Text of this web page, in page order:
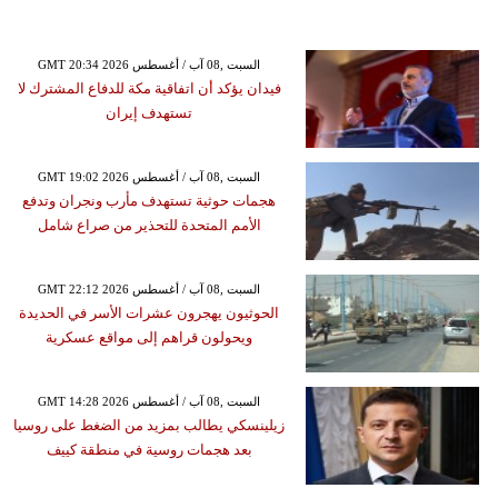
GMT 20:34 2026 السبت ,08 آب / أغسطس
فيدان يؤكد أن اتفاقية مكة للدفاع المشترك لا
تستهدف إيران
GMT 19:02 2026 السبت ,08 آب / أغسطس
هجمات حوثية تستهدف مأرب ونجران وتدفع
الأمم المتحدة للتحذير من صراع شامل
GMT 22:12 2026 السبت ,08 آب / أغسطس
الحوثيون يهجرون عشرات الأسر في الحديدة
ويحولون قراهم إلى مواقع عسكرية
GMT 14:28 2026 السبت ,08 آب / أغسطس
زيلينسكي يطالب بمزيد من الضغط على روسيا
بعد هجمات روسية في منطقة كييف